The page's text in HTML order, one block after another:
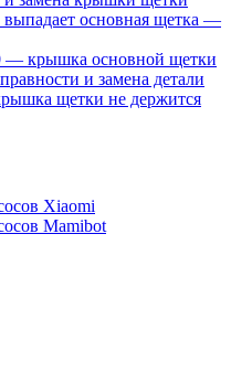
основная щетка —
щетки не держится
Xiaomi
Mamibot